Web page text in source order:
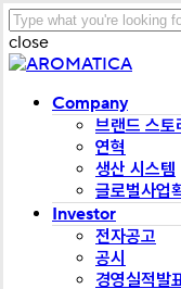
Skip
to
main
close
Close
MenuCompany
브랜드 스토
연혁
생산 시스템
글로벌사업
Investor
전자공고
공시
경영실적발